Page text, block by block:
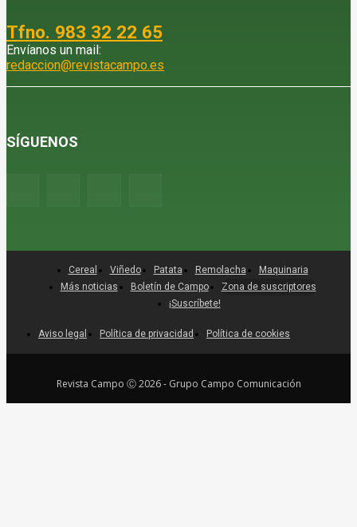
Tfno. 983 32 22 65
Envíanos un mail:
redaccion@revistacampo.es
SÍGUENOS
Aviso legal Política de privacidad Política de cookies
Cereal Viñedo Patata Remolacha
Maquinaria
Más noticias
Boletín de Campo
Zona de suscriptores
¡Suscríbete!
Revista Campo Ⓒ 2026 - Grupo Campo Comunicación